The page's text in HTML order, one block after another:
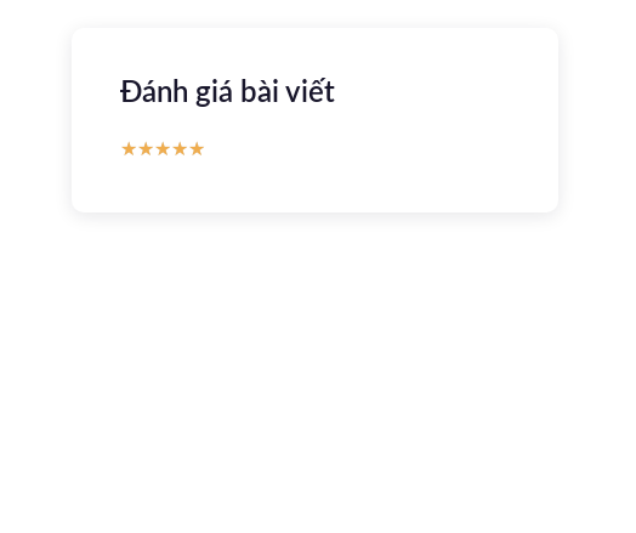
Đánh giá bài viết
★★★★★